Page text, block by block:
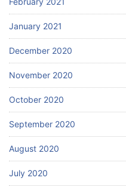
January 2021
December 2020
November 2020
October 2020
September 2020
August 2020
July 2020